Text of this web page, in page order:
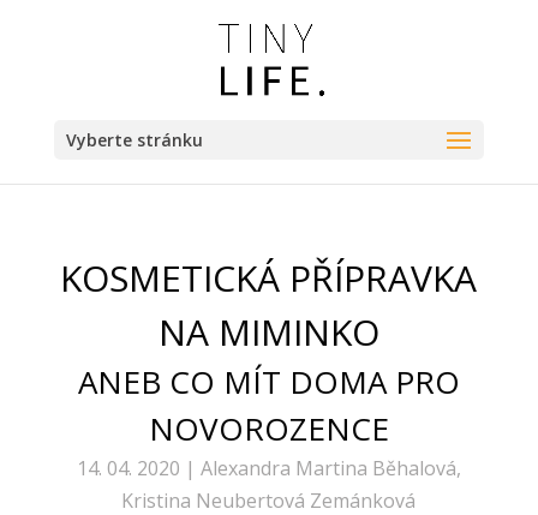
Vyberte stránku
KOSMETICKÁ PŘÍPRAVKA
NA MIMINKO
ANEB CO MÍT DOMA PRO
NOVOROZENCE
14. 04. 2020 | Alexandra Martina Běhalová,
Kristina Neubertová Zemánková